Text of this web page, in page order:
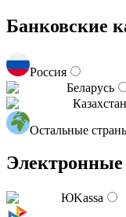
Банковские
Россия
Беларусь
Казахстан
Остальные
ЮKassa